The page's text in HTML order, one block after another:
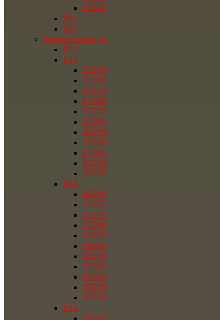
325/35
R21
R22
Зимние шины бу
R12
R13
135/70
135/80
145/70
145/80
155/70
155/80
165/70
165/80
175/65
175/70
185/70
R14
165/60
175/65
175/70
175/80
185/60
185/65
185/70
195/60
195/65
195/70
205/70
R15
145/65